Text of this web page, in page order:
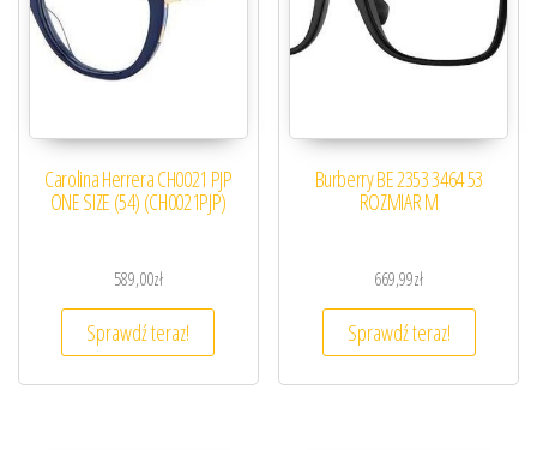
Carolina Herrera CH0021 PJP
ONE SIZE (54) (CH0021PJP)
589,00zł
Sprawdź teraz!
Burberry BE 2353 3464 53
ROZMIAR M
669,99zł
Sprawdź teraz!